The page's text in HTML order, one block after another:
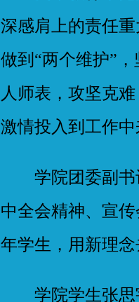
深感肩上的责任
做到“两个维护”
人师表，攻坚克
激情投入到工作
学院团委副书
中全会精神、宣
年学生，用新理
学院学生张思